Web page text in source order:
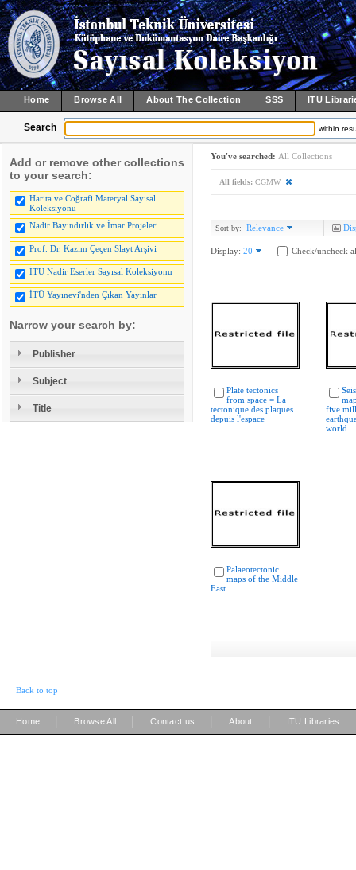
Home Browse All About The Collection SSS ITU
Search within
Add or remove other collections
to your search:
Harita ve Coğrafi Materyal Sayısal
Koleksiyonu
Nadir Bayındırlık ve İmar Projeleri
Prof. Dr. Kazım Çeçen Slayt Arşivi
İTÜ Nadir Eserler Sayısal Koleksiyonu
İTÜ Yayınevi'nden Çıkan Yayınlar
Narrow your search by:
Publisher
Subject
Title
You've searched: All Collections
All fields: CGMW
Sort by: Relevance
Display: 20 Check/uncheck
Plate tectonics
from space = La
tectonique des plaques
depuis l'espace
five
world
Palaeotectonic
maps of the Middle
East
Back to top
Home Browse All Contact us About ITU Libraries